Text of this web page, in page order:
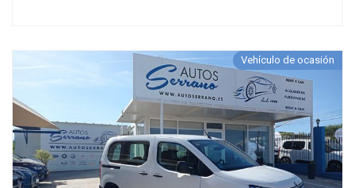
Vehículo de ocasión